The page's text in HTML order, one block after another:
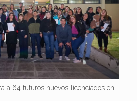
a 64 futuros nuevos licenciados en